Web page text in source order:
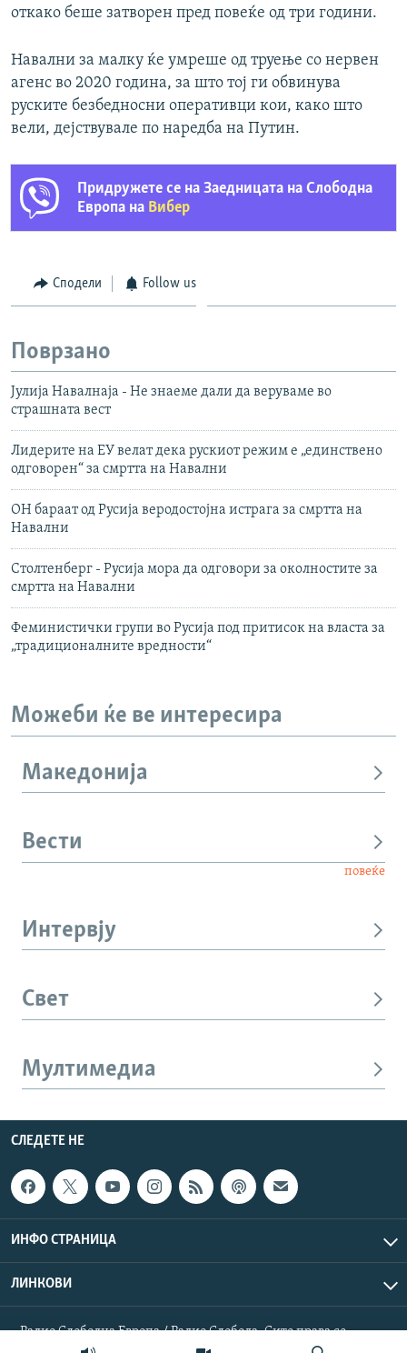
откако беше затворен пред повеќе од три години.
Навални за малку ќе умреше од труење со нервен
агенс во 2020 година, за што тој ги обвинува
руските безбедносни оперативци кои, како што
вели, дејствувале по наредба на Путин.
Придружете се на Заедницата на Слободна
Европа на Вибер
Сподели Follow us
Поврзано
Јулија Навалнаја - Не знаеме дали да веруваме во
страшната вест
Лидерите на ЕУ велат дека рускиот режим е „единствено
одговорен“ за смртта на Навални
ОН бараат од Русија веродостојна истрага за смртта на
Навални
Столтенберг - Русија мора да одговори за околностите за
смртта на Навални
Феминистички групи во Русија под притисок на власта за
„традиционалните вредности“
Можеби ќе ве интересира
Македонија
Вести
повеќе
Интервју
Свет
Мултимедиа
СЛЕДЕТЕ НЕ
ИНФО СТРАНИЦА
ЛИНКОВИ
Радио Слободна Европа / Радио Слобода. Сите права се
резервирани